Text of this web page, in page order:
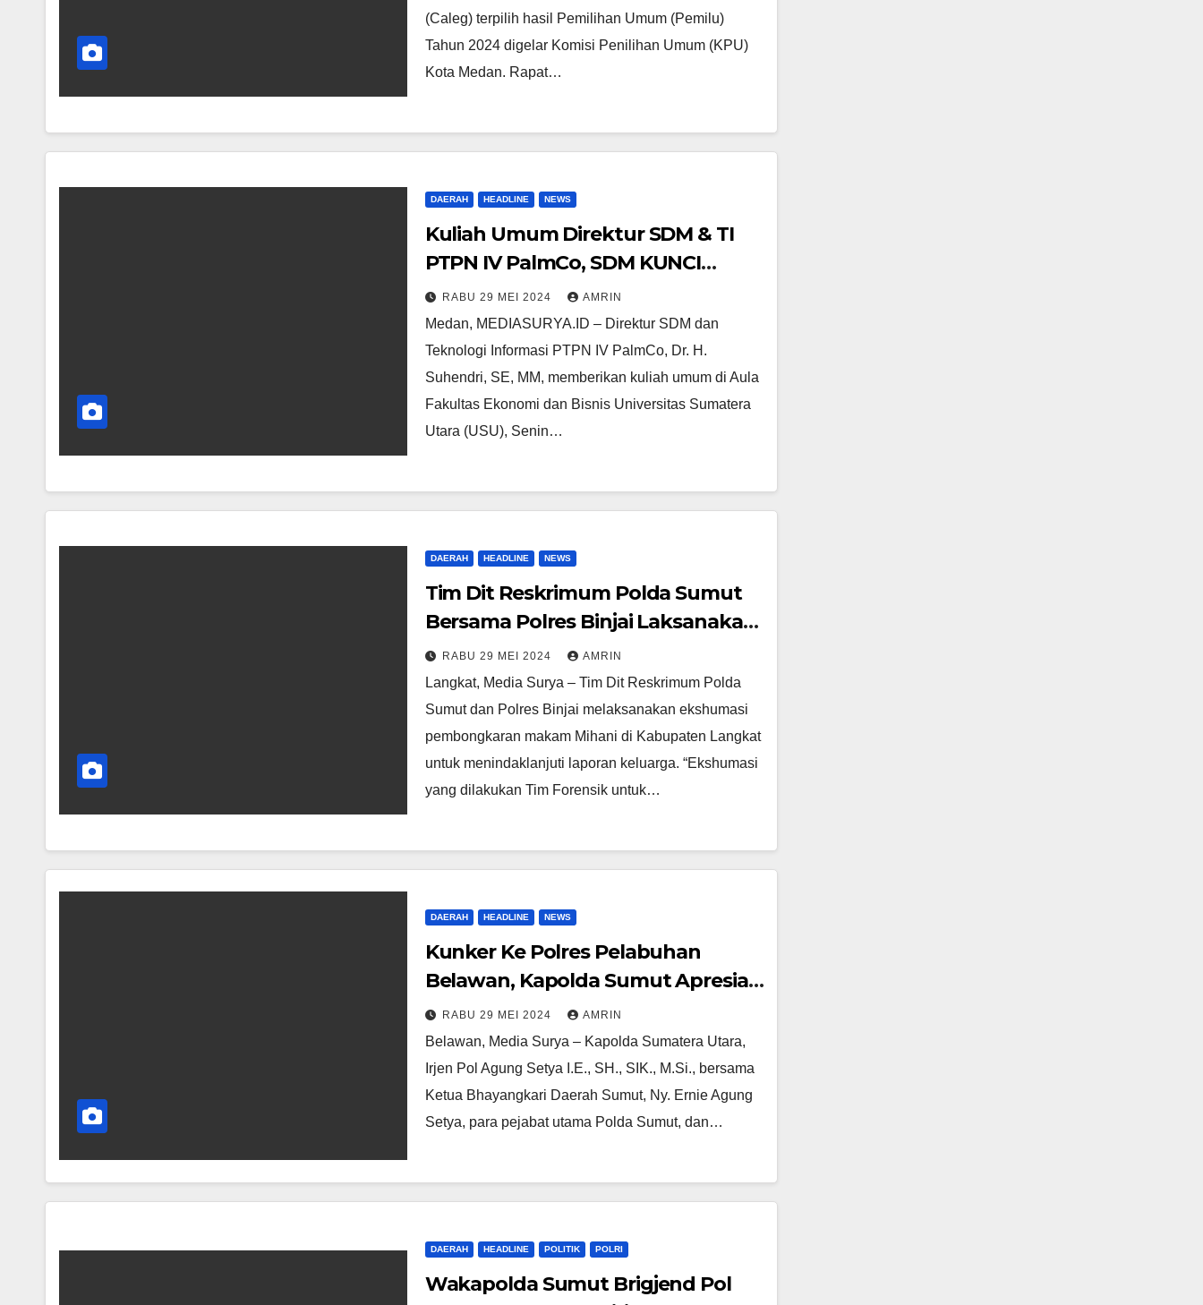
(Caleg) terpilih hasil Pemilihan Umum (Pemilu)
Tahun 2024 digelar Komisi Penilihan Umum (KPU)
Kota Medan. Rapat…
DAERAH HEADLINE NEWS
Kuliah Umum Direktur SDM & TI
PTPN IV PalmCo, SDM KUNCI
PENINGKATAN KINERJA MELALUI
TRANSFORMASI
RABU 29 MEI 2024 AMRIN
Medan, MEDIASURYA.ID – Direktur SDM dan
Teknologi Informasi PTPN IV PalmCo, Dr. H.
Suhendri, SE, MM, memberikan kuliah umum di Aula
Fakultas Ekonomi dan Bisnis Universitas Sumatera
Utara (USU), Senin…
DAERAH HEADLINE NEWS
Tim Dit Reskrimum Polda Sumut
Bersama Polres Binjai Laksanakan
Ekshumasi Pembongkaran
Makam Mihani
RABU 29 MEI 2024 AMRIN
Langkat, Media Surya – Tim Dit Reskrimum Polda
Sumut dan Polres Binjai melaksanakan ekshumasi
pembongkaran makam Mihani di Kabupaten Langkat
untuk menindaklanjuti laporan keluarga. “Ekshumasi
yang dilakukan Tim Forensik untuk…
DAERAH HEADLINE NEWS
Kunker Ke Polres Pelabuhan
Belawan, Kapolda Sumut Apresiasi
Perubahan Mako dan Dorong
Peningkatan Keamanan Di
Pelabuhan dan Sektor Industri
RABU 29 MEI 2024 AMRIN
Belawan, Media Surya – Kapolda Sumatera Utara,
Irjen Pol Agung Setya I.E., SH., SIK., M.Si., bersama
Ketua Bhayangkari Daerah Sumut, Ny. Ernie Agung
Setya, para pejabat utama Polda Sumut, dan…
DAERAH HEADLINE POLITIK POLRI
Wakapolda Sumut Brigjend Pol